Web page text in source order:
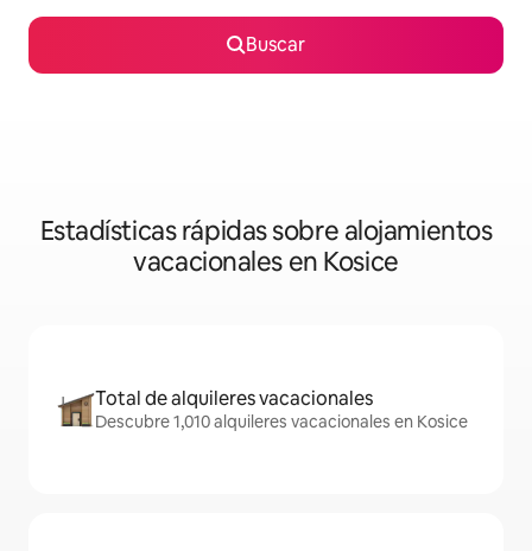
Buscar
Estadísticas rápidas sobre alojamientos
vacacionales en Kosice
Total de alquileres vacacionales
Descubre 1,010 alquileres vacacionales en Kosice